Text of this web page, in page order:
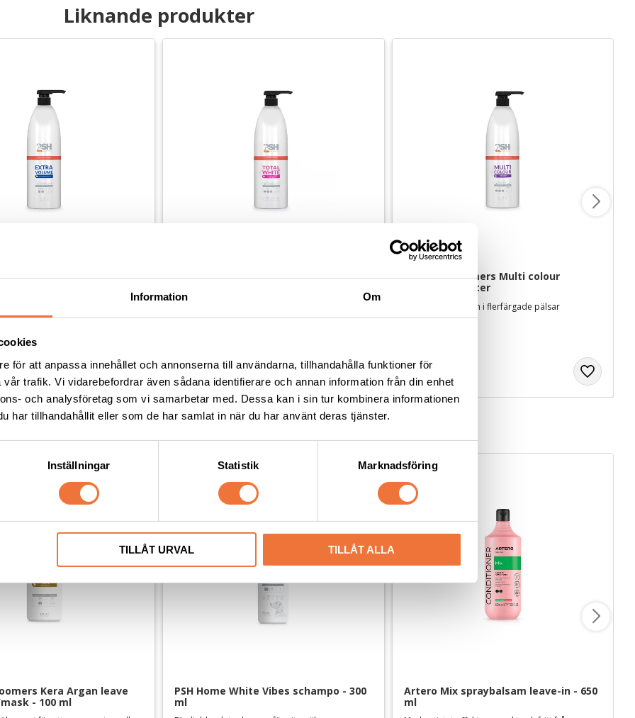
Information Om
för att anpassa innehållet och annonserna till användarna, tillhandahålla funktioner för
trafik. Vi vidarebefordrar även sådana identifierare och annan information från din enhet
och analysföretag som vi samarbetar med. Dessa kan i sin tur kombinera informationen
har tillhandahållit eller som de har samlat in när du har använt deras tjänster.
Inställningar Statistik Marknadsföring
TILLÅT URVAL TILLÅT ALLA
Liknande produkter
Extra Volume
fyllighet
PSH Pro Groomers Total White
PSH Pro Groomers Multi colour
schampo - 1 liter
Intensifierar färgen i flerfärgade pälsar
Kera Argan leave
- 100 ml
PSH Home White Vibes schampo - 300
ml
Artero Mix spraybalsam leave-in - 650
ml